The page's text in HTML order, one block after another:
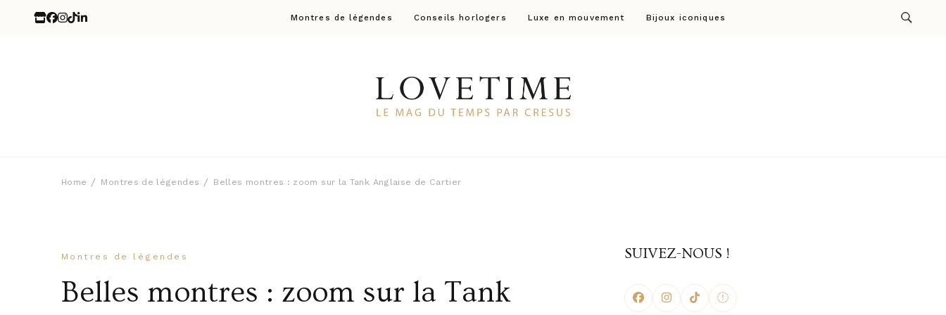
Montres de légendes Conseils horlogers Luxe en mouvement Bijoux iconiques
Home Montres de légendes Belles montres : zoom sur la Tank Anglaise de Cartier
Montres de légendes
Belles montres : zoom sur la Tank
SUIVEZ-NOUS !